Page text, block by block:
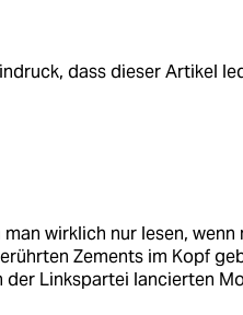
dass dieser Artikel
wirklich nur lesen, wenn
Zements im Kopf
der Linkspartei lancierten